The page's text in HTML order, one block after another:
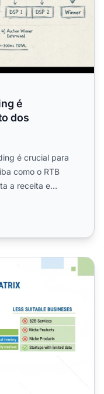
é
dos
é crucial para
como o RTB
a receita e
de negócios?